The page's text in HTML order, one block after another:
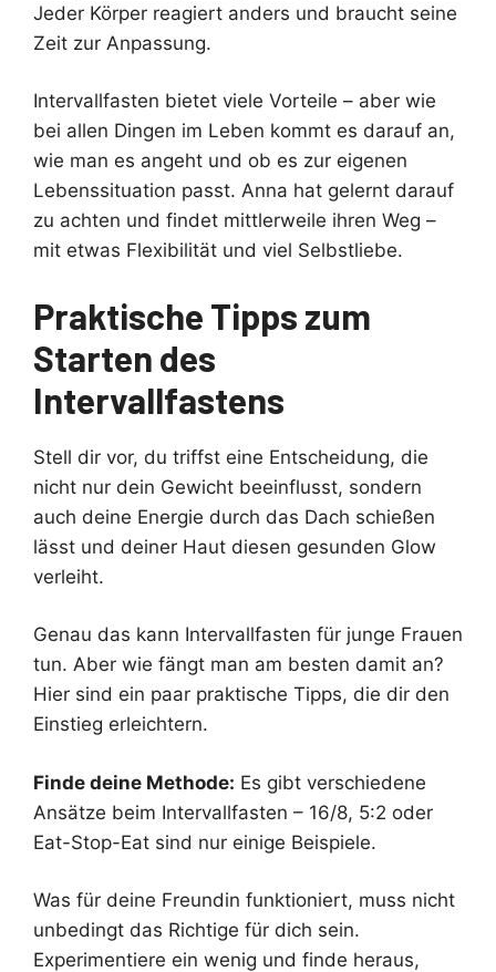
Jeder Körper reagiert anders und braucht seine
Zeit zur Anpassung.
Intervallfasten bietet viele Vorteile – aber wie
bei allen Dingen im Leben kommt es darauf an,
wie man es angeht und ob es zur eigenen
Lebenssituation passt. Anna hat gelernt darauf
zu achten und findet mittlerweile ihren Weg –
mit etwas Flexibilität und viel Selbstliebe.
Praktische Tipps zum
Starten des
Intervallfastens
Stell dir vor, du triffst eine Entscheidung, die
nicht nur dein Gewicht beeinflusst, sondern
auch deine Energie durch das Dach schießen
lässt und deiner Haut diesen gesunden Glow
verleiht.
Genau das kann Intervallfasten für junge Frauen
tun. Aber wie fängt man am besten damit an?
Hier sind ein paar praktische Tipps, die dir den
Einstieg erleichtern.
Finde deine Methode: Es gibt verschiedene
Ansätze beim Intervallfasten – 16/8, 5:2 oder
Eat-Stop-Eat sind nur einige Beispiele.
Was für deine Freundin funktioniert, muss nicht
unbedingt das Richtige für dich sein.
Experimentiere ein wenig und finde heraus,